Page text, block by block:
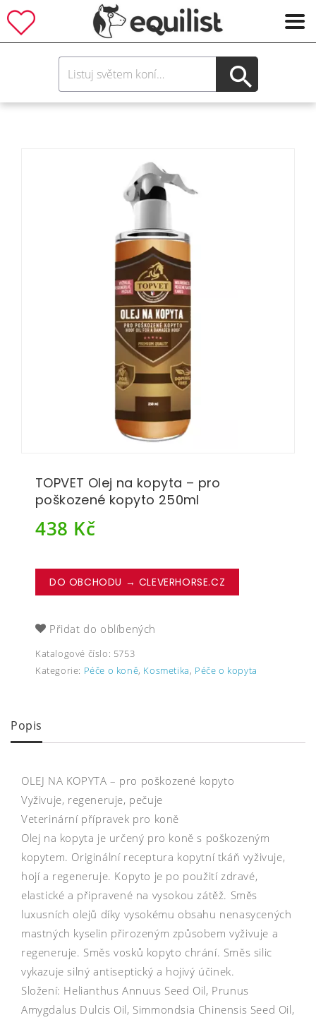
TOPVET Olej na kopyta – pro
poškozené kopyto 250ml
438 Kč
DO OBCHODU → CLEVERHORSE.CZ
Přidat do oblíbených
Katalogové číslo: 5753
Kategorie: Péče o koně, Kosmetika, Péče o kopyta
Popis
OLEJ NA KOPYTA – pro poškozené kopyto
Vyživuje, regeneruje, pečuje
Veterinární přípravek pro koně
Olej na kopyta je určený pro koně s poškozeným
kopytem. Originální receptura kopytní tkáň vyživuje,
hojí a regeneruje. Kopyto je po použití zdravé,
elastické a připravené na vysokou zátěž. Směs
luxusních olejů díky vysokému obsahu nenasycených
mastných kyselin přirozeným způsobem vyživuje a
regeneruje. Směs vosků kopyto chrání. Směs silic
vykazuje silný antiseptický a hojivý účinek.
Složení: Helianthus Annuus Seed Oil, Prunus
Amygdalus Dulcis Oil, Simmondsia Chinensis Seed Oil,